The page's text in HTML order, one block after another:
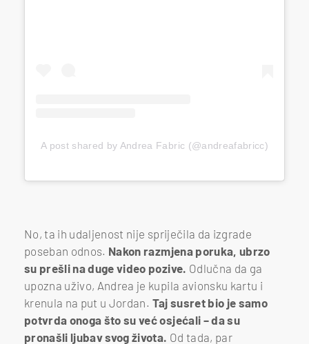
A post shared by Andrea Fabric (@andreafabricc)
No, ta ih udaljenost nije spriječila da izgrade
poseban odnos. Nakon razmjena poruka, ubrzo
su prešli na duge video pozive. Odlučna da ga
upozna uživo, Andrea je kupila avionsku kartu i
krenula na put u Jordan. Taj susret bio je samo
potvrda onoga što su već osjećali – da su
pronašli ljubav svog života. Od tada, par